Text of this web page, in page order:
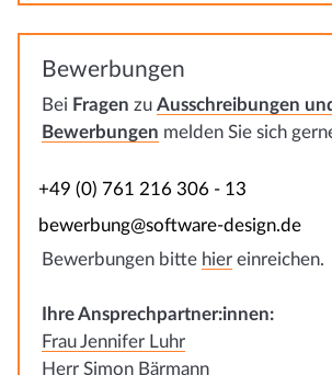
Bewerbungen
Bei Fragen zu Ausschreibungen
Bewerbungen melden Sie sich
+49 (0) 761 216 306 - 13
bewerbung@software-design.de
Bewerbungen bitte hiereinreichen.
Ihre Ansprechpartner:innen:
Frau Jennifer Luhr
Herr Simon Bärmann